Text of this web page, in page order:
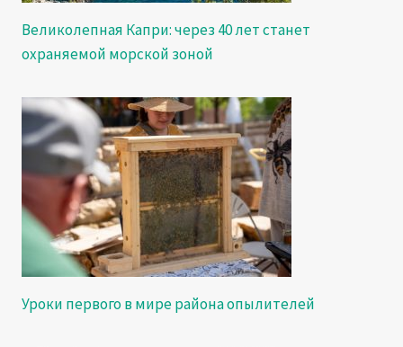
Великолепная Капри: через 40 лет станет
охраняемой морской зоной
Уроки первого в мире района опылителей